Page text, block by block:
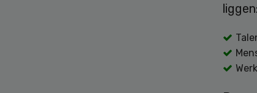
liggen: